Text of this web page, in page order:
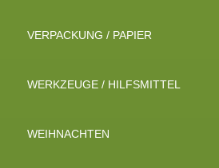
VERPACKUNG / PAPIER
WERKZEUGE / HILFSMITTEL
WEIHNACHTEN